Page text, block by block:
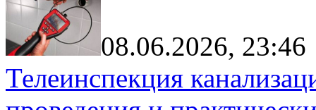
08.06.2026, 23:46
Телеинспекция